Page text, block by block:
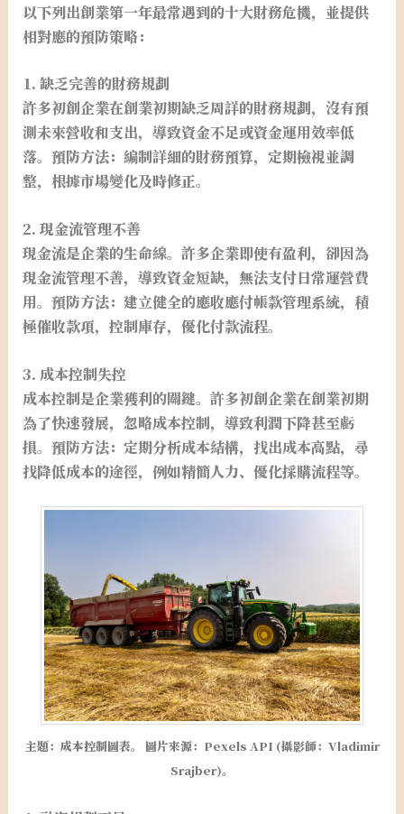
以下列出創業第一年最常遇到的十大財務危機，並提供
相對應的預防策略：
1. 缺乏完善的財務規劃
許多初創企業在創業初期缺乏周詳的財務規劃，沒有預
測未來營收和支出，導致資金不足或資金運用效率低
落。預防方法：編制詳細的財務預算，定期檢視並調
整，根據市場變化及時修正。
2. 現金流管理不善
現金流是企業的生命線。許多企業即使有盈利，卻因為
現金流管理不善，導致資金短缺，無法支付日常運營費
用。預防方法：建立健全的應收應付帳款管理系統，積
極催收款項，控制庫存，優化付款流程。
3. 成本控制失控
成本控制是企業獲利的關鍵。許多初創企業在創業初期
為了快速發展，忽略成本控制，導致利潤下降甚至虧
損。預防方法：定期分析成本結構，找出成本高點，尋
找降低成本的途徑，例如精簡人力、優化採購流程等。
主題：成本控制圖表。 圖片來源：Pexels API (攝影師：Vladimir
Srajber)。